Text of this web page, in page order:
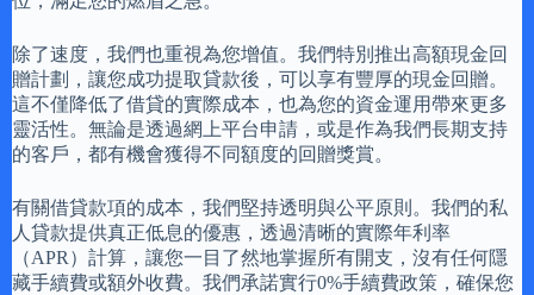
除了速度，我們也重視為您增值。我們特別推出高額現金回
贈計劃，讓您成功提取貸款後，可以享有豐厚的現金回贈。
這不僅降低了借貸的實際成本，也為您的資金運用帶來更多
靈活性。無論是透過網上平台申請，或是作為我們長期支持
的客戶，都有機會獲得不同額度的回贈獎賞。
有關借貸款項的成本，我們堅持透明與公平原則。我們的私
人貸款提供真正低息的優惠，透過清晰的實際年利率
（APR）計算，讓您一目了然地掌握所有開支，沒有任何隱
藏手續費或額外收費。我們承諾實行0%手續費政策，確保您